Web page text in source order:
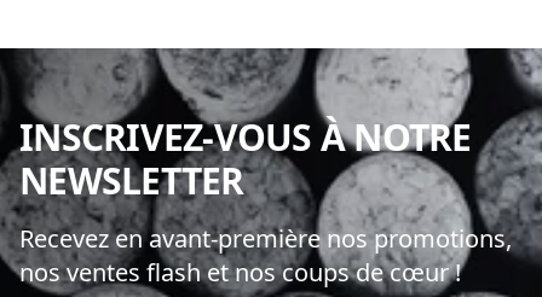
INSCRIVEZ-VOUS À NOTRE
NEWSLETTER
Recevez en avant-première nos promotions,
nos ventes flash et nos coups de cœur !